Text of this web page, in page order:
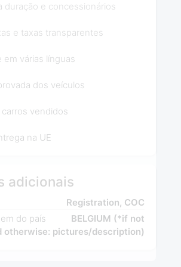
duração e concessionários
e taxas transparentes
em várias línguas
dos veículos
vendidos
na UE
adicionais
Registration, COC
do país
BELGIUM (*if not
otherwise: pictures/description)